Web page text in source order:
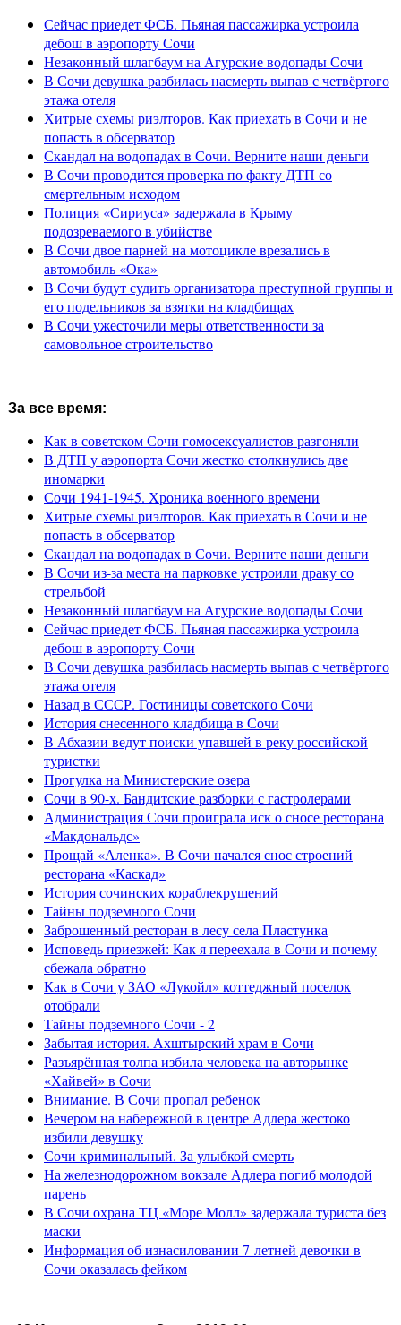
Сейчас приедет ФСБ. Пьяная пассажирка устроила
дебош в аэропорту Сочи
Незаконный шлагбаум на Агурские водопады Сочи
В Сочи девушка разбилась насмерть выпав с четвёртого
этажа отеля
Хитрые схемы риэлторов. Как приехать в Сочи и не
попасть в обсерватор
Скандал на водопадах в Сочи. Верните наши деньги
В Сочи проводится проверка по факту ДТП со
смертельным исходом
Полиция «Сириуса» задержала в Крыму
подозреваемого в убийстве
В Сочи двое парней на мотоцикле врезались в
автомобиль «Ока»
В Сочи будут судить организатора преступной группы и
его подельников за взятки на кладбищах
В Сочи ужесточили меры ответственности за
самовольное строительство
За все время:
Как в советском Сочи гомосексуалистов разгоняли
В ДТП у аэропорта Сочи жестко столкнулись две
иномарки
Сочи 1941-1945. Хроника военного времени
Хитрые схемы риэлторов. Как приехать в Сочи и не
попасть в обсерватор
Скандал на водопадах в Сочи. Верните наши деньги
В Сочи из-за места на парковке устроили драку со
стрельбой
Незаконный шлагбаум на Агурские водопады Сочи
Сейчас приедет ФСБ. Пьяная пассажирка устроила
дебош в аэропорту Сочи
В Сочи девушка разбилась насмерть выпав с четвёртого
этажа отеля
Назад в СССР. Гостиницы советского Сочи
История снесенного кладбища в Сочи
В Абхазии ведут поиски упавшей в реку российской
туристки
Прогулка на Министерские озера
Сочи в 90-х. Бандитские разборки с гастролерами
Администрация Сочи проиграла иск о сносе ресторана
«Макдональдс»
Прощай «Аленка». В Сочи начался снос строений
ресторана «Каскад»
История сочинских кораблекрушений
Тайны подземного Сочи
Заброшенный ресторан в лесу села Пластунка
Исповедь приезжей: Как я переехала в Сочи и почему
сбежала обратно
Как в Сочи у ЗАО «Лукойл» коттеджный поселок
отобрали
Тайны подземного Сочи - 2
Забытая история. Ахштырский храм в Сочи
Разъярённая толпа избила человека на авторынке
«Хайвей» в Сочи
Внимание. В Сочи пропал ребенок
Вечером на набережной в центре Адлера жестоко
избили девушку
Сочи криминальный. За улыбкой смерть
На железнодорожном вокзале Адлера погиб молодой
парень
В Сочи охрана ТЦ «Море Молл» задержала туриста без
маски
Информация об изнасиловании 7-летней девочки в
Сочи оказалась фейком